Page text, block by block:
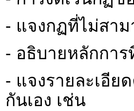
- แจงกฏที่ไม่สา
- อธิบายหลักการ
- แจงรายละเอีย
กันเอง เช่น